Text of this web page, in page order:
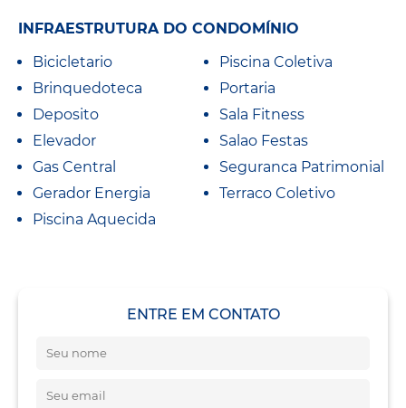
INFRAESTRUTURA DO CONDOMÍNIO
Bicicletario
Brinquedoteca
Deposito
Elevador
Gas Central
Gerador Energia
Piscina Aquecida
Piscina Coletiva
Portaria
Sala Fitness
Salao Festas
Seguranca Patrimonial
Terraco Coletivo
ENTRE EM CONTATO